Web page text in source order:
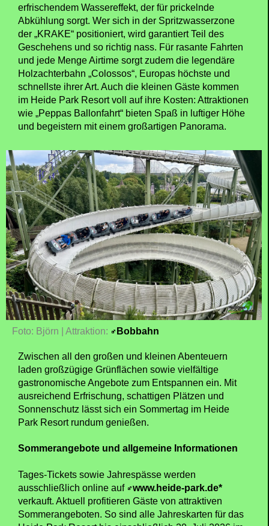
erfrischendem Wassereffekt, der für prickelnde
Abkühlung sorgt. Wer sich in der Spritzwasserzone
der „KRAKE“ positioniert, wird garantiert Teil des
Geschehens und so richtig nass. Für rasante Fahrten
und jede Menge Airtime sorgt zudem die legendäre
Holzachterbahn „Colossos“, Europas höchste und
schnellste ihrer Art. Auch die kleinen Gäste kommen
im Heide Park Resort voll auf ihre Kosten: Attraktionen
wie „Peppas Ballonfahrt“ bieten Spaß in luftiger Höhe
und begeistern mit einem großartigen Panorama.
Foto: Björn | Attraktion: Bobbahn
Zwischen all den großen und kleinen Abenteuern
laden großzügige Grünflächen sowie vielfältige
gastronomische Angebote zum Entspannen ein. Mit
ausreichend Erfrischung, schattigen Plätzen und
Sonnenschutz lässt sich ein Sommertag im Heide
Park Resort rundum genießen.
Sommerangebote und allgemeine Informationen
Tages-Tickets sowie Jahrespässe werden
ausschließlich online auf
www.heide-park.de*
verkauft. Aktuell profitieren Gäste von attraktiven
Sommerangeboten. So sind alle Jahreskarten für das